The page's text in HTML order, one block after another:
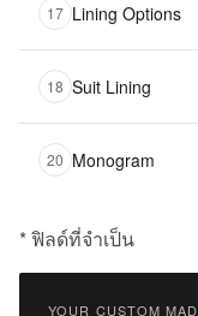
17 Lining Options
18 Suit Lining
20 Monogram
* ฟิลด์ที่จำเป็น
฿
YOUR CUSTOM